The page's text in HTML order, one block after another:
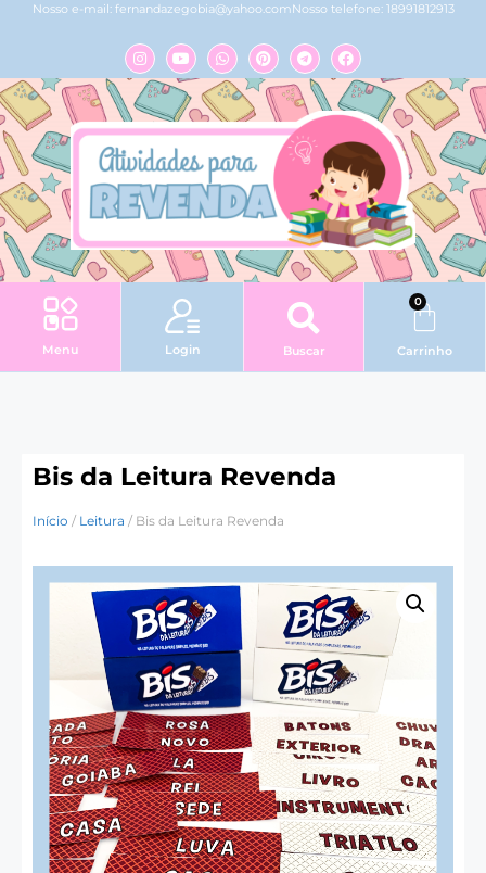
Nosso e-mail: fernandazegobia@yahoo.comNosso telefone: 18991812913
Menu Login Buscar
0
Carrinho
Bis da Leitura Revenda
Início / Leitura / Bis da Leitura Revenda